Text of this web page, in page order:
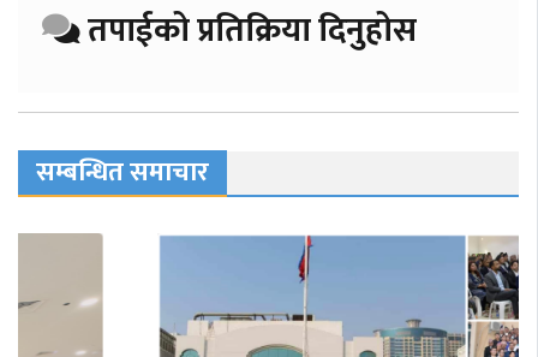
तपाईको प्रतिक्रिया दिनुहोस
सम्बन्धित समाचार